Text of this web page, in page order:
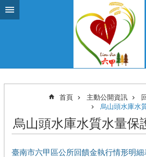
跳到主要內容區塊
首頁 主動公開資訊
烏山頭水庫水
烏山頭水庫水質水量保
臺南市六甲區公所回饋金執行情形明細